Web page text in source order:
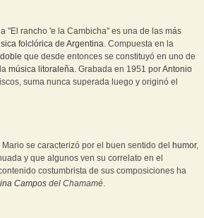
"El rancho 'e la Cambicha" es una de las más
folclórica de Argentina. Compuesta en la
que desde entonces se constituyó en uno de
música litoraleña. Grabada en 1951 porAntonio
suma nunca superada luego y originó el
se caracterizó por el buen sentido del humor,
y que algunos ven su correlato en el
costumbrista de sus composiciones ha
Campos del Chamamé.